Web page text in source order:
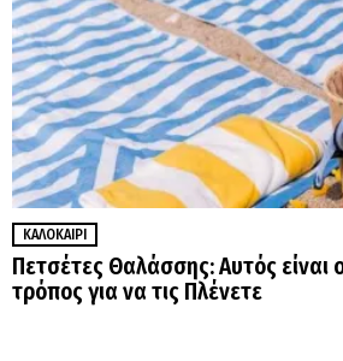
ΚΑΛΟΚΑΊΡΙ
Πετσέτες Θαλάσσης: Αυτός είναι
τρόπος για να τις Πλένετε